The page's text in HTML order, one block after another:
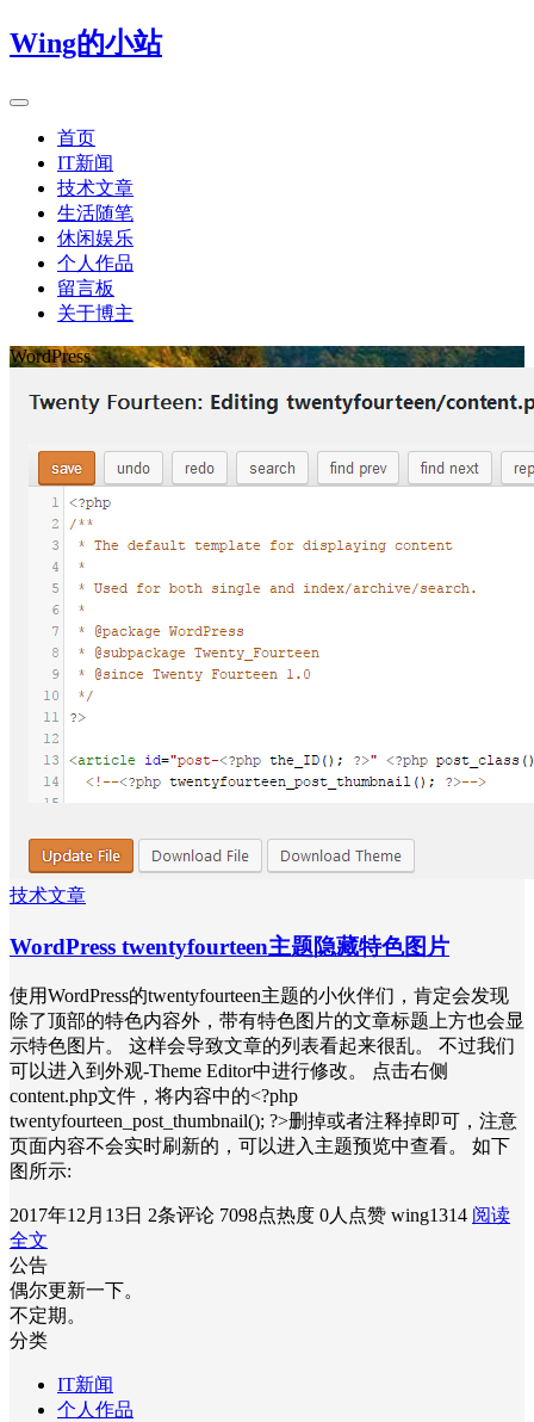
Wing的小站
首页
IT新闻
技术文章
生活随笔
休闲娱乐
个人作品
留言板
关于博主
WordPress
技术文章
WordPress twentyfourteen主题隐藏特色图片
使用WordPress的twentyfourteen主题的小伙伴们，肯定会发现
除了顶部的特色内容外，带有特色图片的文章标题上方也会显
示特色图片。 这样会导致文章的列表看起来很乱。 不过我们
可以进入到外观-Theme Editor中进行修改。 点击右侧
content.php文件，将内容中的<?php
twentyfourteen_post_thumbnail(); ?>删掉或者注释掉即可，注意
页面内容不会实时刷新的，可以进入主题预览中查看。 如下
图所示:
2017年12月13日 2条评论 7098点热度 0人点赞 wing1314 阅读
全文
公告
偶尔更新一下。
不定期。
分类
IT新闻
个人作品